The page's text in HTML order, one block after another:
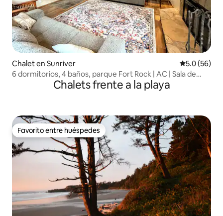
Chalet en Sunriver Calificación
5.0 (56)
6 dormitorios, 4 baños, parque Fort Rock | AC | Sala de
juegos con SHARCChalets frente a la playa
Favorito entre huéspedes
Favorito entre huéspedes